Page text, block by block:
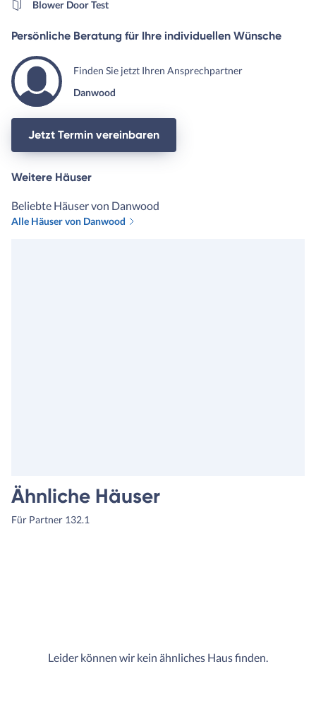
Blower Door Test
Persönliche Beratung für Ihre individuellen Wünsche
Finden Sie jetzt Ihren Ansprechpartner
Danwood
Jetzt Termin vereinbaren
Weitere Häuser
Beliebte Häuser von Danwood
Alle Häuser von Danwood
Ähnliche Häuser
Für Partner 132.1
Leider können wir kein ähnliches Haus finden.